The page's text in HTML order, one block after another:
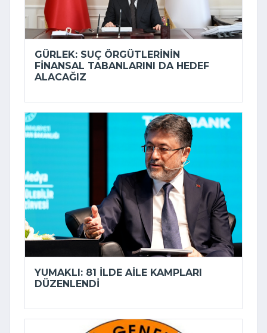
GÜRLEK: SUÇ ÖRGÜTLERININ
FINANSAL TABANLARINI DA HEDEF
ALACAĞIZ
YUMAKLI: 81 ILDE AILE KAMPLARI
DÜZENLENDI